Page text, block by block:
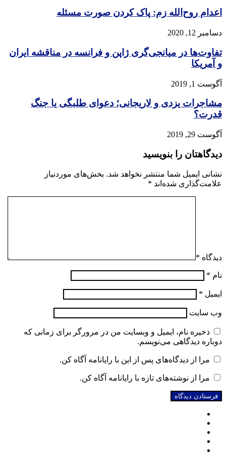
اعدام روح‌الله زم: پاک کردن صورت مسئله
دسامبر 12, 2020
تفاوت‌ها در میانجی‌گری ژاپن و فرانسه در مناقشه ایران
و آمریکا
آگوست 1, 2019
مشاجرات یزدی و لاریجانی؛ دعوای طلبگی یا جنگ
قدرت؟
آگوست 29, 2019
دیدگاهتان را بنویسید
نشانی ایمیل شما منتشر نخواهد شد. بخش‌های موردنیاز
علامت‌گذاری شده‌اند *
دیدگاه *
نام *
ایمیل *
وب‌ سایت
ذخیره نام، ایمیل و وبسایت من در مرورگر برای زمانی که
دوباره دیدگاهی می‌نویسم.
مرا از دیدگاه‌های پس از این با رایانامه آگاه کن.
مرا از نوشته‌های تازه با رایانامه آگاه کن.